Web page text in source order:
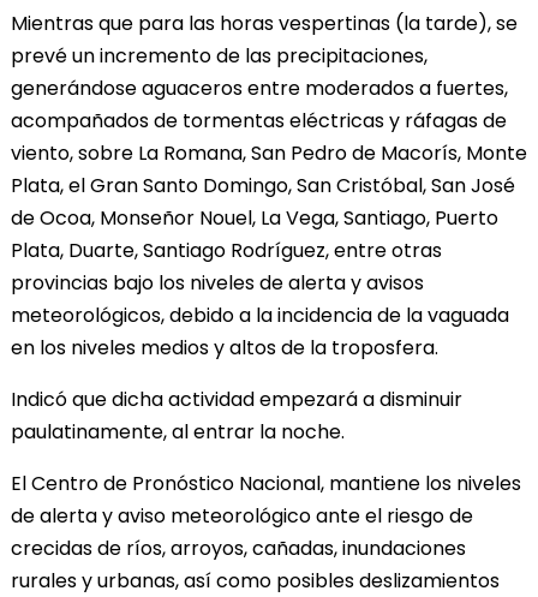
Mientras que para las horas vespertinas (la tarde), se
prevé un incremento de las precipitaciones,
generándose aguaceros entre moderados a fuertes,
acompañados de tormentas eléctricas y ráfagas de
viento, sobre La Romana, San Pedro de Macorís, Monte
Plata, el Gran Santo Domingo, San Cristóbal, San José
de Ocoa, Monseñor Nouel, La Vega, Santiago, Puerto
Plata, Duarte, Santiago Rodríguez, entre otras
provincias bajo los niveles de alerta y avisos
meteorológicos, debido a la incidencia de la vaguada
en los niveles medios y altos de la troposfera.
Indicó que dicha actividad empezará a disminuir
paulatinamente, al entrar la noche.
El Centro de Pronóstico Nacional, mantiene los niveles
de alerta y aviso meteorológico ante el riesgo de
crecidas de ríos, arroyos, cañadas, inundaciones
rurales y urbanas, así como posibles deslizamientos